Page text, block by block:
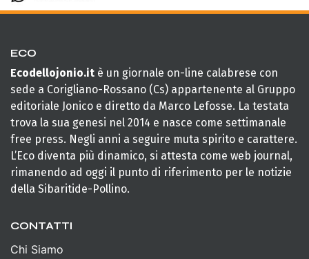
ECO
Ecodellojonio.it è un giornale on-line calabrese con
sede a Corigliano-Rossano (Cs) appartenente al Gruppo
editoriale Jonico e diretto da Marco Lefosse. La testata
trova la sua genesi nel 2014 e nasce come settimanale
free press. Negli anni a seguire muta spirito e carattere.
L’Eco diventa più dinamico, si attesta come web journal,
rimanendo ad oggi il punto di riferimento per le notizie
della Sibaritide-Pollino.
CONTATTI
Chi Siamo